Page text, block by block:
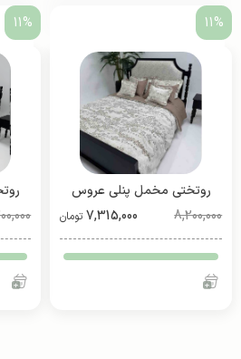
11%
روتختی مخمل پنلی عروس
(طرح 1)
8,200,000
7,315,000 تومان
11%